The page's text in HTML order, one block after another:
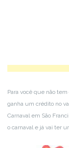
Para você que não
ganha um crédito no
Carnaval em São
o carnaval e já vai ter